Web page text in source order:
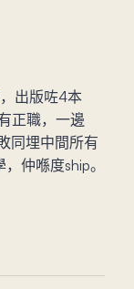
出版咗4本
正職，一邊
同埋中間所有
仲喺度ship。